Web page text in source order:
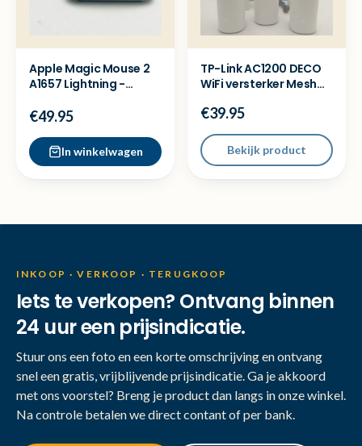
Apple Magic Mouse 2
A1657 Lightning -
€49.95
In winkelwagen
TP-Link AC1200 DECO
WiFi versterker Mesh
€39.95
Bekijk product
INKOOP · VERKOOP · TERUGKOOP
Iets te verkopen? Ontvang binnen
24 uur een prijsindicatie.
Stuur ons een foto en een korte omschrijving en ontvang
snel een gratis, vrijblijvende prijsindicatie. Ga je akkoord
met ons voorstel? Breng je product dan langs in onze winkel.
Na controle betalen we direct contant of per bank.